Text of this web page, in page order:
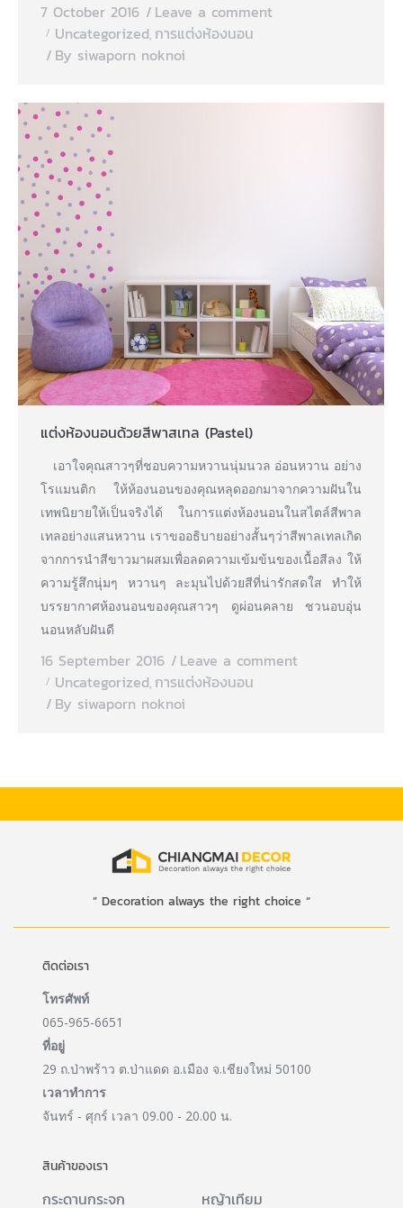
7 October 2016
Leave a comment
Uncategorized, การแต่งห้องนอน
By siwaporn noknoi
แต่งห้องนอนด้วยสีพาสเทล (Pastel)
เอาใจคุณสาวๆที่ชอบความหวานนุ่มนวล อ่อนหวาน อย่าง
โรแมนติก ให้ห้องนอนของคุณหลุดออกมาจากความฝันใน
เทพนิยายให้เป็นจริงได้ ในการแต่งห้องนอนในสไตล์สีพาล
เทลอย่างแสนหวาน เราขออธิบายอย่างสั้นๆว่าสีพาลเทลเกิด
จากการนำสีขาวมาผสมเพื่อลดความเข้มข้นของเนื้อสีลง ให้
ความรู้สึกนุ่มๆ หวานๆ ละมุนไปด้วยสีที่น่ารักสดใส ทำให้
บรรยากาศห้องนอนของคุณสาวๆ ดูผ่อนคลาย ชวนอบอุ่น
นอนหลับฝันดี
16 September 2016
Leave a comment
Uncategorized, การแต่งห้องนอน
By siwaporn noknoi
” Decoration always the right choice “
ติดต่อเรา
โทรศัพท์
065-965-6651
ที่อยู่
29 ถ.ป่าพร้าว ต.ป่าแดด อ.เมือง จ.เชียงใหม่ 50100
เวลาทำการ
จันทร์ - ศุกร์ เวลา 09.00 - 20.00 น.
สินค้าของเรา
กระดานกระจก หญ้าเทียม